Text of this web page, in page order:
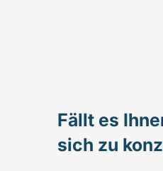
Fällt es
sich zu